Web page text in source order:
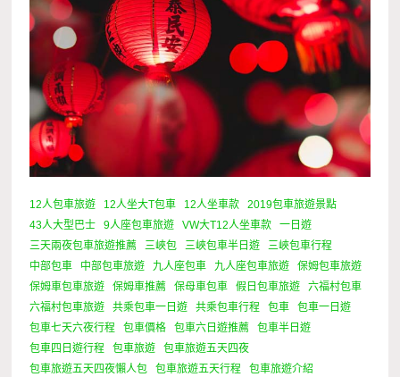
12人包車旅遊 12人坐大T包車 12人坐車款
2019包車旅遊景點
43人大型巴士
9人座包車旅遊 VW大T12人坐車款
一日遊
三天兩夜包車旅遊推薦
三峽包 三峽包車半日遊
三峽包車行程
中部包車
中部包車旅遊 九人座包車 九人座包車旅遊
保姆包車旅遊
保姆車包車旅遊
保姆車推薦 保母車包車 假日包車旅遊
六福村包車
六福村包車旅遊
共乘包車一日遊 共乘包車行程 包車
包車一日遊
包車七天六夜行程
包車價格 包車六日遊推薦
包車半日遊
包車四日遊行程
包車旅遊
包車旅遊五天四夜
包車旅遊五天四夜懶人包
包車旅遊五天行程
包車旅遊介紹